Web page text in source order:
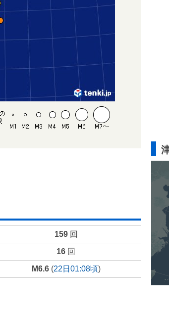
159回
16 回
M6.6(22日01:08頃)